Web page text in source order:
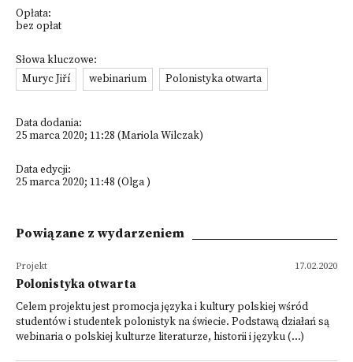
Opłata:
bez opłat
Słowa kluczowe:
Muryc Jiří
webinarium Polonistyka otwarta
Data dodania:
25 marca 2020; 11:28 (Mariola Wilczak)
Data edycji:
25 marca 2020; 11:48 (Olga )
Powiązane z wydarzeniem
17.02.2020
Projekt
Polonistyka otwarta
Celem projektu jest promocja języka i kultury polskiej wśród
studentów i studentek polonistyk na świecie. Podstawą działań są
webinaria o polskiej kulturze literaturze, historii i języku (...)